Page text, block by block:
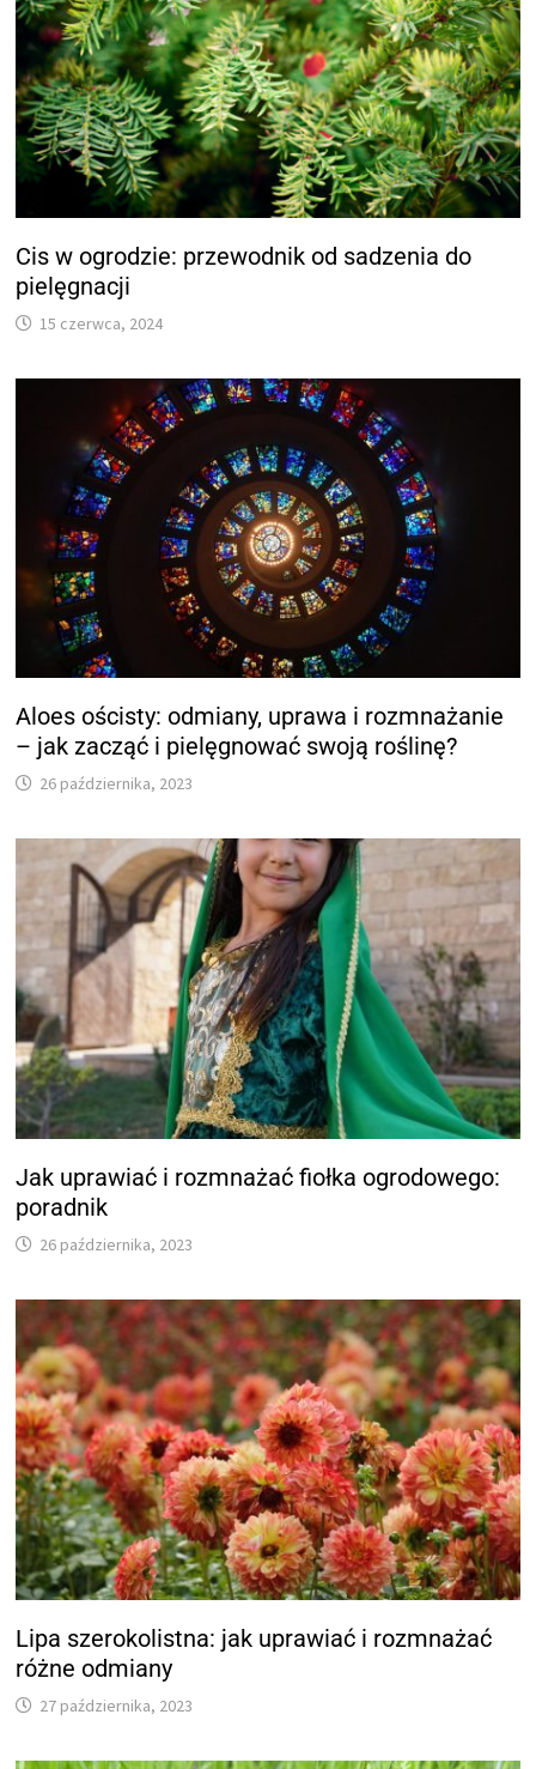
Cis w ogrodzie: przewodnik od sadzenia do
pielęgnacji
15 czerwca, 2024
Aloes ościsty: odmiany, uprawa i rozmnażanie
– jak zacząć i pielęgnować swoją roślinę?
26 października, 2023
Jak uprawiać i rozmnażać fiołka ogrodowego:
poradnik
26 października, 2023
Lipa szerokolistna: jak uprawiać i rozmnażać
różne odmiany
27 października, 2023